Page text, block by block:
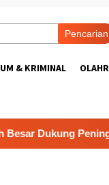
Pencarian
& KRIMINAL